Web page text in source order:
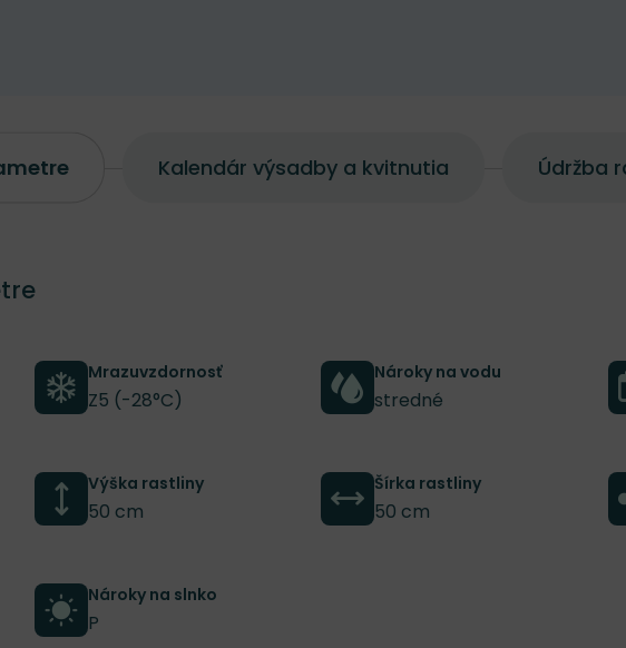
Kalendár výsadby a kvitnutia Údržba
Mrazuvzdornosť
Z5 (-28°C)
Nároky na vodu
stredné
Výška rastliny
50 cm
Šírka rastliny
50 cm
Nároky na slnko
P